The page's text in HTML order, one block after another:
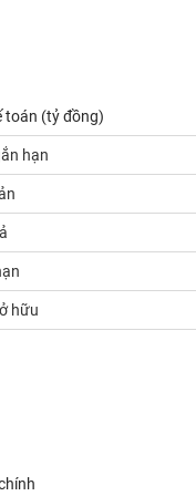
toán (tỷ đồng)
hạn
hữu